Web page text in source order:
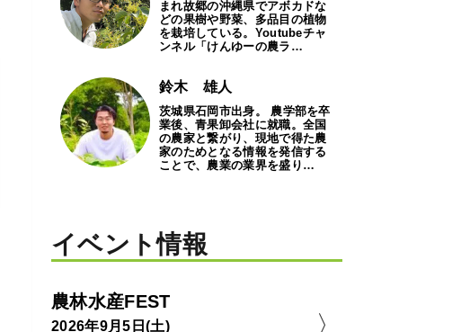
まれ故郷の沖縄県でアボカドな
どの果樹や野菜、多品目の植物
を栽培している。Youtubeチャ
ンネル「けんゆーの農ラ…
鈴木 雄人
茨城県石岡市出身。 農学部を卒
業後、青果卸会社に就職。全国
の農家と繋がり、現地で得た農
家のためとなる情報を発信する
ことで、農業の業界を盛り…
イベント情報
農林水産FEST
2026年9月5日(土)